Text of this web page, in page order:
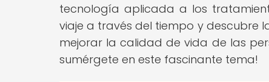
tecnología aplicada a los
viaje a través del tiempo y descubre
mejorar la calidad de vida de las
sumérgete en este fascinante tema!